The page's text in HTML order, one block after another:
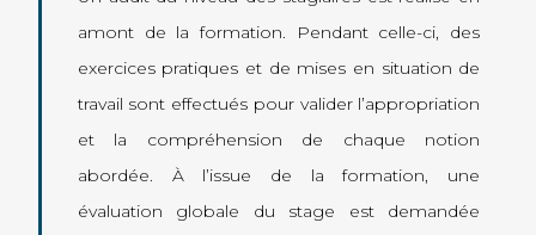
amont de la formation. Pendant celle-ci, des
exercices pratiques et de mises en situation de
travail sont effectués pour valider l’appropriation
et la compréhension de chaque notion
abordée. À l’issue de la formation, une
évaluation globale du stage est demandée